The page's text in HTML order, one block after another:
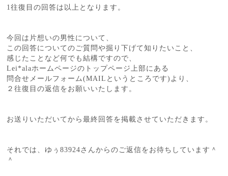
1往復目の回答は以上となります。
今回は片想いの男性について、
この回答についてのご質問や掘り下げて知りたいこと、
感じたことなど何でも結構ですので、
Lei*alaホームページのトップページ上部にある
問合せメールフォーム(MAILというところです)より、
２往復目の返信をお願いいたします。
お送りいただいてから最終回答を掲載させていただきます。
それでは、ゆぅ83924さんからのご返信をお待ちしています＾
＾